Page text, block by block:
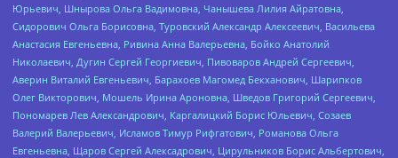
Юрьевич, Шнырова Ольга Вадимовна, Чанышева Лилия Айратовна,
Сидорович Ольга Борисовна, Туровский Александр Алексеевич, Васильева
Анастасия Евгеньевна, Ривина Анна Валерьевна, Бойко Анатолий
Николаевич, Дугин Сергей Георгиевич, Пивоваров Андрей Сергеевич,
Аверин Виталий Евгеньевич, Барахоев Магомед Бекханович, Шарипков
Олег Викторович, Мошель Ирина Ароновна, Шведов Григорий Сергеевич,
Пономарев Лев Александрович, Каргалицкий Борис Юльевич, Созаев
Валерий Валерьевич, Исламов Тимур Рифгатович, Романова Ольга
Евгеньевна, Щаров Сергей Алексадрович, Цирульников Борис Альбертович,